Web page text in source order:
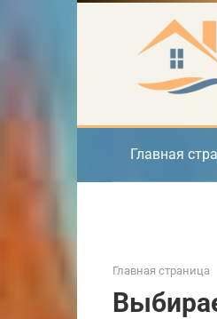
Главная
Главная страница